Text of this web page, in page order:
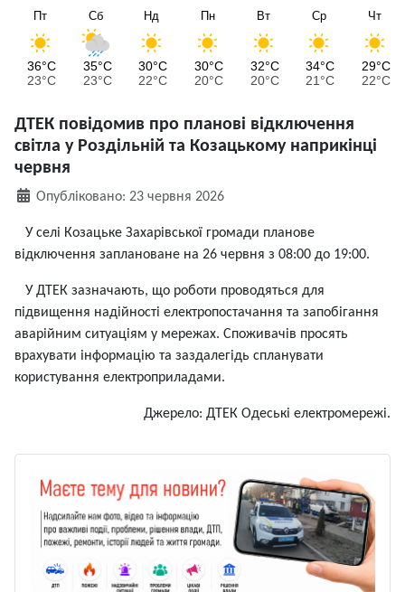
Пт
36°C
23°C
Сб
35°C
23°C
Нд
30°C
22°C
Пн
30°C
20°C
Вт
32°C
20°C
Ср
34°C
21°C
Чт
29°C
22°C
ДТЕК повідомив про планові відключення
світла у Роздільній та Козацькому наприкінці
червня
ДеталіОпубліковано: 23 червня 2026
У селі Козацьке Захарівської громади планове
відключення заплановане на 26 червня з 08:00 до 19:00.
У ДТЕК зазначають, що роботи проводяться для
підвищення надійності електропостачання та запобігання
аварійним ситуаціям у мережах. Споживачів просять
врахувати інформацію та заздалегідь спланувати
користування електроприладами.
Джерело: ДТЕК Одеські електромережі.